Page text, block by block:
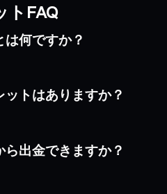
トFAQ
何ですか？
トはありますか？
出金できますか？